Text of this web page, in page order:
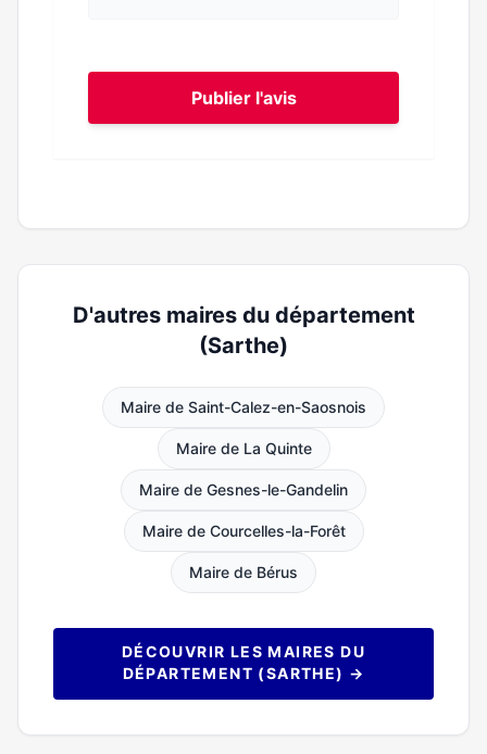
Publier l'avis
D'autres maires du département
(Sarthe)
Maire de Saint-Calez-en-Saosnois
Maire de La Quinte
Maire de Gesnes-le-Gandelin
Maire de Courcelles-la-Forêt
Maire de Bérus
DÉCOUVRIR LES MAIRES DU
DÉPARTEMENT (SARTHE) →